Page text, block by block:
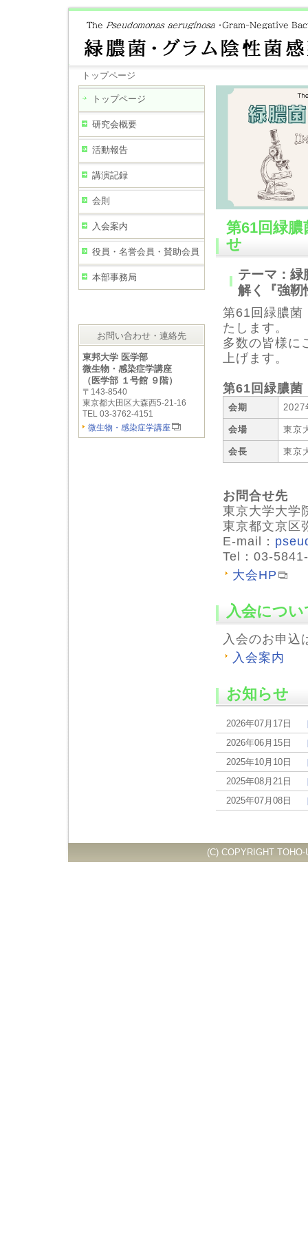
トップページ
トップページ
研究会概要
活動報告
講演記録
会則
入会案内
役員・名誉会員・賛助会員
本部事務局
お問い合わせ・連絡先
東邦大学 医学部
微生物・感染症学講座
（医学部 １号館 ９階）
〒143-8540
東京都大田区大森西5-21-16
TEL 03-3762-4151
微生物・感染症学講座
第61回緑
せ
テーマ：
解く『強
第61回緑膿菌
たします。
多数の皆様に
上げます。
第61回緑膿菌
会期 2027
会場 東京
会長 東京
お問合せ先
東京大学大
東京都文京区
E-mail：
Tel：03-
大会HP
入会につい
入会のお申込
入会案内
お知らせ
2026年07月17日
2026年06月15日
2025年10月10日
2025年08月21日
2025年07月08日
(C) COPYRIGHT